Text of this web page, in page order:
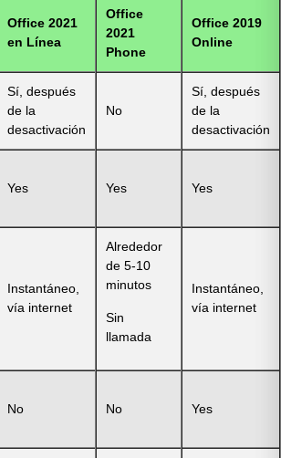
Office 2021
en Línea
Office
2021
Phone
Office 2019
Online
Sí, después
de la
desactivación
No
Sí, después
de la
desactivación
Yes Yes Yes
Instantáneo,
vía internet
Alrededor
de 5-10
minutos
Sin
llamada
Instantáneo,
vía internet
No No Yes